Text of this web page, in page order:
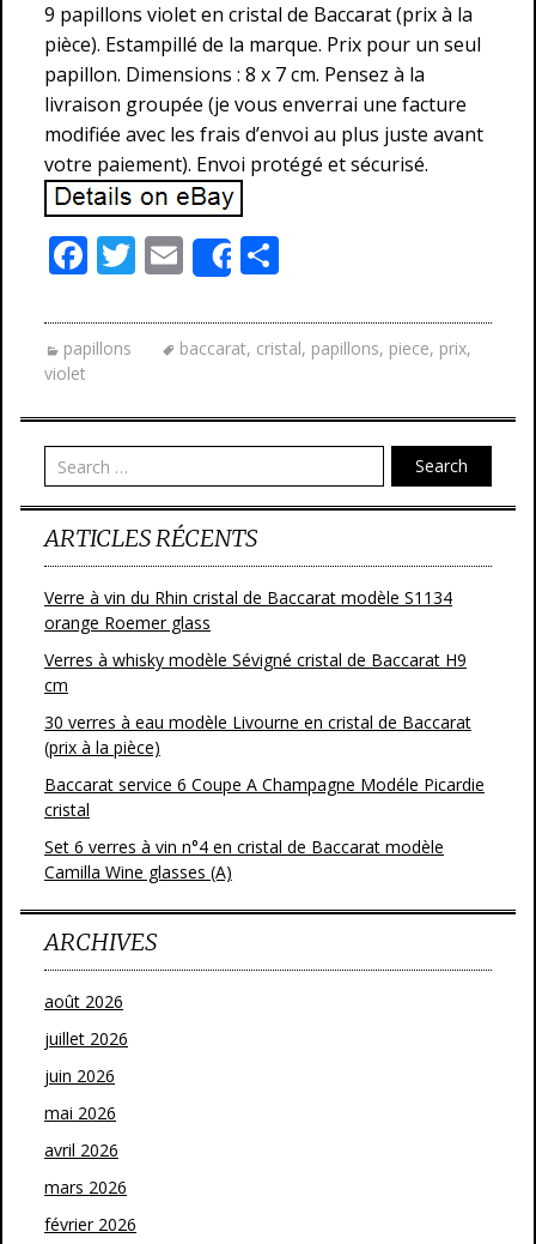
9 papillons violet en cristal de Baccarat (prix à la
pièce). Estampillé de la marque. Prix pour un seul
papillon. Dimensions : 8 x 7 cm. Pensez à la
livraison groupée (je vous enverrai une facture
modifiée avec les frais d’envoi au plus juste avant
votre paiement). Envoi protégé et sécurisé.
F
e
b
o
o
k
T
itt
er
E
m
ai
l
Share
ta
g
er
papillons baccarat, cristal, papillons, piece, prix,
violet
Search
ARTICLES RÉCENTS
Verre à vin du Rhin cristal de Baccarat modèle S1134
orange Roemer glass
Verres à whisky modèle Sévigné cristal de Baccarat H9
cm
30 verres à eau modèle Livourne en cristal de Baccarat
(prix à la pièce)
Baccarat service 6 Coupe A Champagne Modéle Picardie
cristal
Set 6 verres à vin n°4 en cristal de Baccarat modèle
Camilla Wine glasses (A)
ARCHIVES
août 2026
juillet 2026
juin 2026
mai 2026
avril 2026
mars 2026
février 2026